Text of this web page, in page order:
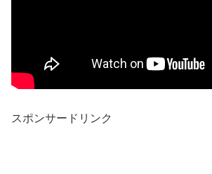
スポンサードリンク